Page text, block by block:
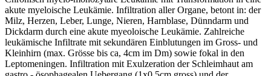
akute myeloische Leukämie. Infiltration aller Organe, betont in: der
Milz, Herzen, Leber, Lunge, Nieren, Harnblase, Dünndarm und
Dickdarm durch eine akute myeoloische Leukämie. Zahlreiche
leukämische Infiltrate mit sekundären Einblutungen im Gross- und
Kleinhirn (max. Grösse bis ca, 4cm im Dm) sowie fokal in den
Leptomeningen. Infiltration mit Exulzeration der Schleimhaut am